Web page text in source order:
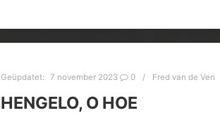
Geüpdatet: 7 november 2023 0 Fred van de Ven
HENGELO, O HOE